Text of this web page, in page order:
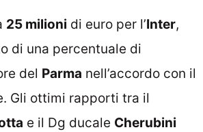
25 milioni di euro per l’Inter,
di una percentuale di
del Parma nell’accordo con il
Gli ottimi rapporti tra il
e il Dg ducale Cherubini